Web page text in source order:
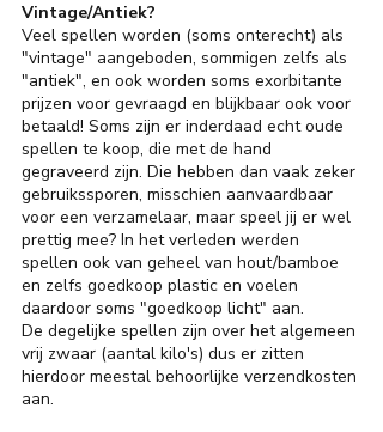
Vintage/Antiek?
Veel spellen worden (soms onterecht) als
"vintage" aangeboden, sommigen zelfs als
"antiek", en ook worden soms exorbitante
prijzen voor gevraagd en blijkbaar ook voor
betaald! Soms zijn er inderdaad echt oude
spellen te koop, die met de hand
gegraveerd zijn. Die hebben dan vaak zeker
gebruikssporen, misschien aanvaardbaar
voor een verzamelaar, maar speel jij er wel
prettig mee? In het verleden werden
spellen ook van geheel van hout/bamboe
en zelfs goedkoop plastic en voelen
daardoor soms "goedkoop licht" aan.
De degelijke spellen zijn over het algemeen
vrij zwaar (aantal kilo's) dus er zitten
hierdoor meestal behoorlijke verzendkosten
aan.